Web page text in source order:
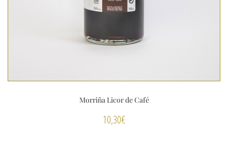
Morriña Licor de Café
10,30€